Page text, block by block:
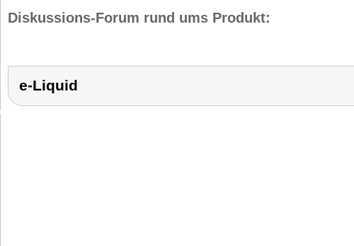
Diskussions-Forum rund ums Produkt:
e-Liquid